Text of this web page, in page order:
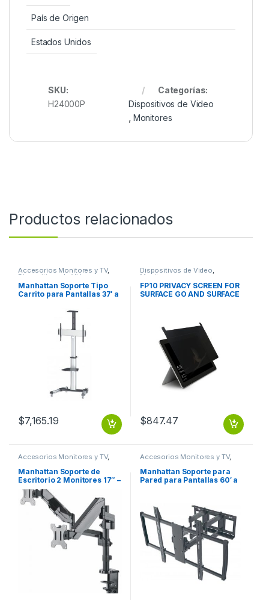
País de Origen
Estados Unidos
SKU:
H24000P
Categorías:
Dispositivos de Video
, Monitores
Productos relacionados
Accesorios Monitores y TV,
Dispositivos de Video
Manhattan Soporte Tipo
Carrito para Pantallas 37′ a
70 50KG ROTACION TV
$7,165.19
Dispositivos de Video,
Monitores
FP10 PRIVACY SCREEN FOR
SURFACE GO AND SURFACE
$847.47
Accesorios Monitores y TV,
Manhattan Soporte de
Escritorio 2 Monitores 17″ –
32″, hasta 8Kg, Negro A 32
ESCRITORIO PISTON
Accesorios Monitores y TV,
Manhattan Soporte para
Pared para Pantallas 60′ a
100 80KG